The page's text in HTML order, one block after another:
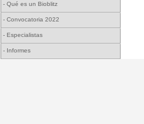
- Qué es un Bioblitz
- Convocatoria 2022
- Especialistas
- Informes